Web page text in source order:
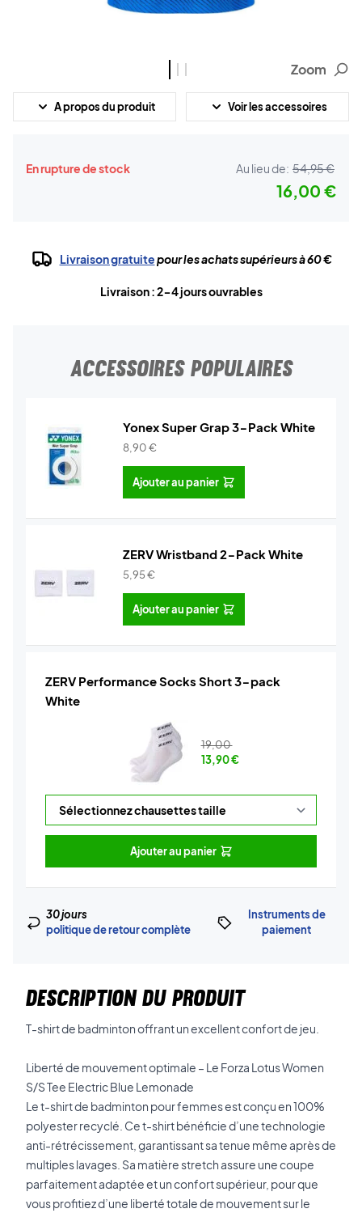
Zoom
A propos du produit Voir les accessoires
En rupture de stock Au lieu de: 54,95 €
16,00 €
Livraison gratuitepour les achats supérieurs à 60 €
Livraison : 2-4 jours ouvrables
ACCESSOIRES POPULAIRES
Yonex Super Grap 3-Pack White
8,90€
Ajouter au panier
ZERV Wristband 2-Pack White
5,95€
Ajouter au panier
ZERV Performance Socks Short 3-pack
White
19,00
13,90€
Ajouter au panier
30 jours
politique de retour complète
Instruments de
paiement
DESCRIPTION DU PRODUIT
T-shirt de badminton offrant un excellent confort de jeu.
Liberté de mouvement optimale – Le Forza Lotus Women
S/S Tee Electric Blue Lemonade
Le t-shirt de badminton pour femmes est conçu en 100%
polyester recyclé. Ce t-shirt bénéficie d’une technologie
anti-rétrécissement, garantissant sa tenue même après de
multiples lavages. Sa matière stretch assure une coupe
parfaitement adaptée et un confort supérieur, pour que
vous profitiez d’une liberté totale de mouvement sur le